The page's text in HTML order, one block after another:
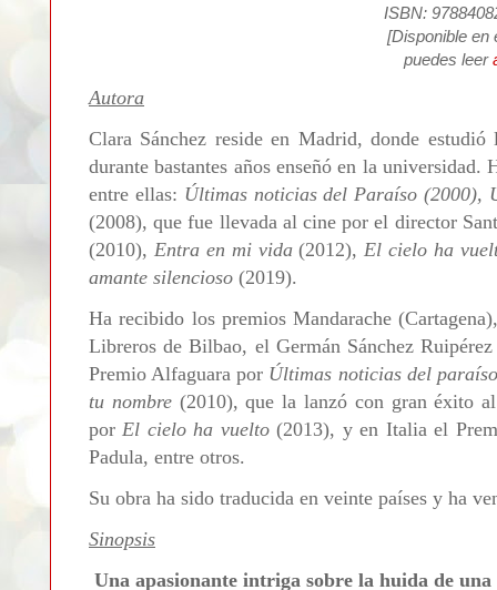
ISBN:
[Disponible en
puedes leer
Autora
Clara Sánchez reside en Madrid, donde
durante bastantes años enseñó en la
entre ellas: Últimas noticias del Paraíso (2000),
(2008), que fue llevada al cine por el director
(2010), Entra en mi vida(2012), El cielo ha
amante silencioso (2019).
Ha recibido los premios Mandarache
Libreros de Bilbao, el Germán Sánchez
Premio Alfaguara por Últimas noticias del paraíso
tu nombre(2010), que la lanzó con gran éxito
por El cielo ha vuelto (2013), y en Italia el
Padula, entre otros.
Su obra ha sido traducida en veinte países y ha
Sinopsis
Una apasionante intriga sobre la huida de